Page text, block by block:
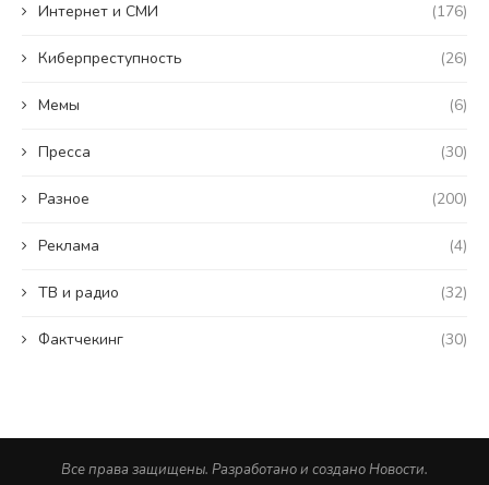
Интернет и СМИ (176)
Киберпреступность (26)
Мемы (6)
Пресса (30)
Разное (200)
Реклама (4)
ТВ и радио (32)
Фактчекинг (30)
Все права защищены. Разработано и создано Новости.